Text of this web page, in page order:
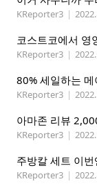
KReporter3 |
코스트코에서 영
KReporter3 |
80% 세일하는
KReporter3 |
아마존 리뷰
KReporter3 |
주방칼 세트 이
KReporter3 |